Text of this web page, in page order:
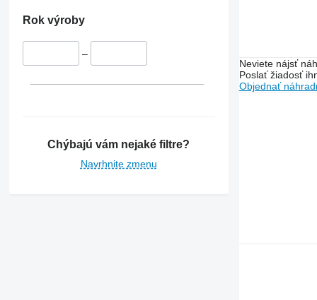
Rok výroby
–
Chýbajú vám nejaké filtre?
Navrhnite zmenu
Neviete nájsť
Poslať žiadosť
Objednať